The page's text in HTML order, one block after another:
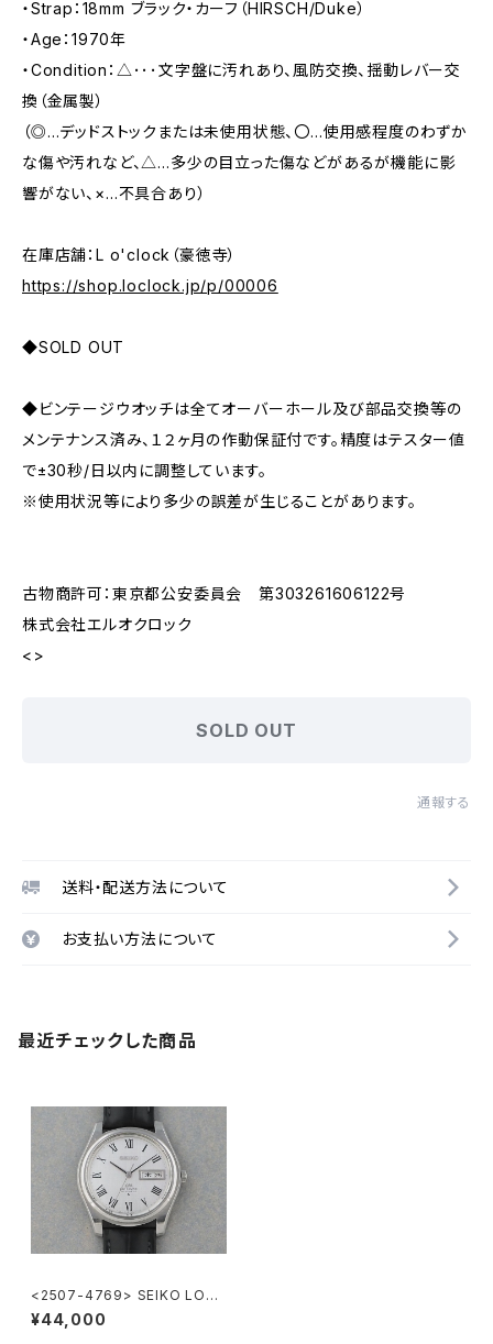
・Strap：18mm ブラック・カーフ（HIRSCH/Duke）
・Age：1970年
・Condition：△･･･文字盤に汚れあり、風防交換、揺動レバー交
換（金属製）
（◎…デッドストックまたは未使用状態、〇…使用感程度のわずか
な傷や汚れなど、△…多少の目立った傷などがあるが機能に影
響がない、×…不具合あり）
在庫店舗：L o'clock（豪徳寺）
https://shop.loclock.jp/p/00006
◆SOLD OUT
◆ビンテージウオッチは全てオーバーホール及び部品交換等の
メンテナンス済み、１２ヶ月の作動保証付です。精度はテスター値
で±30秒/日以内に調整しています。
※使用状況等により多少の誤差が生じることがあります。
古物商許可：東京都公安委員会 第303261606122号
株式会社エルオクロック
<>
SOLD OUT
通報する
送料・配送方法について
お支払い方法について
最近チェックした商品
<2507-4769> SEIKO LORD
MATIC
¥44,000